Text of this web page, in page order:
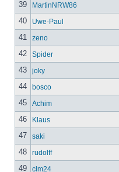
39 MartinNRW86
40 Uwe-Paul
41 zeno
42 Spider
43 joky
44 bosco
45 Achim
46 Klaus
47 saki
48 rudolff
49 clm24